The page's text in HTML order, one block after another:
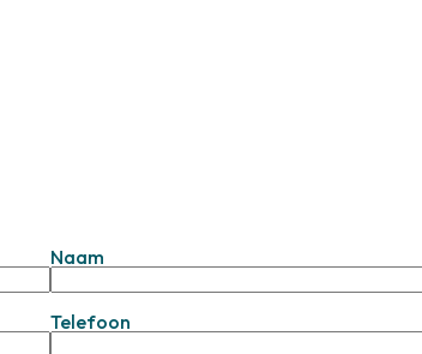
Naam
Telefoon